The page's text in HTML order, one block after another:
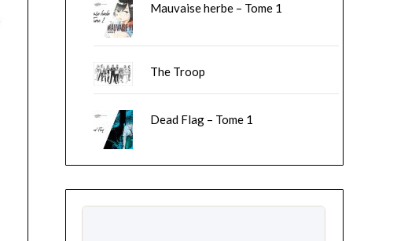
Mauvaise herbe – Tome 1
The Troop
Dead Flag – Tome 1